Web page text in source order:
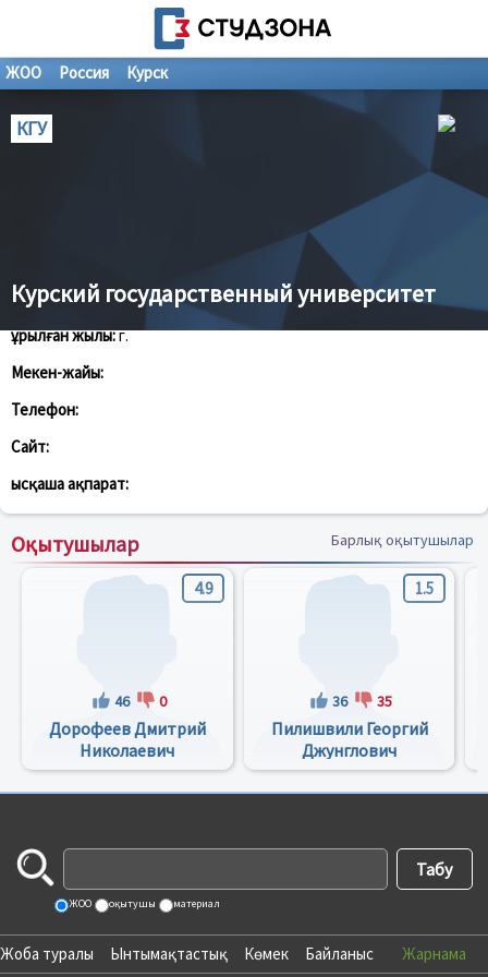
ЖОО Россия Курск
КГУ
Курский государственный университет
Құрылған жылы:г.
Мекен-жайы:
Телефон:
Сайт:
Қысқаша ақпарат:
Оқытушылар Барлық оқытушылар
4.9
46 0
Дорофеев Дмитрий
Николаевич
1.5
36 35
Пилишвили Георгий
Джунглович
ЖОО оқытушы материал
Жоба туралы Ынтымақтастық Көмек Байланыс Жарнама